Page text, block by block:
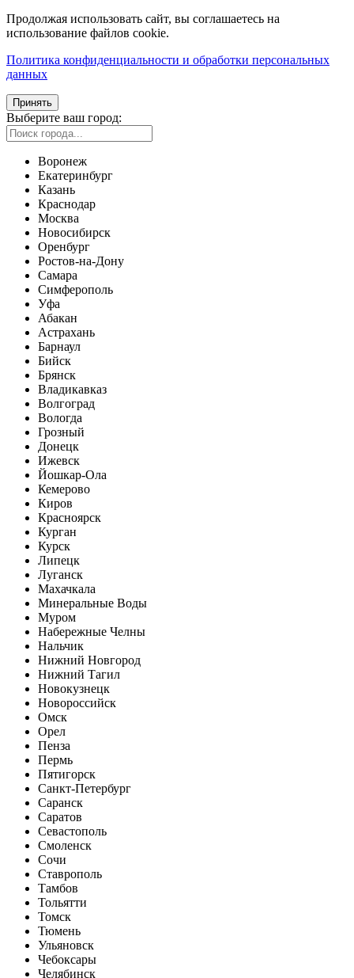
Продолжая использовать сайт, вы соглашаетесь на
использование файлов cookie.
Политика конфиденциальности и обработки персональных
данных
Принять
Выберите ваш город:
Воронеж
Екатеринбург
Казань
Краснодар
Москва
Новосибирск
Оренбург
Ростов-на-Дону
Самара
Симферополь
Уфа
Абакан
Астрахань
Барнаул
Бийск
Брянск
Владикавказ
Волгоград
Вологда
Грозный
Донецк
Ижевск
Йошкар-Ола
Кемерово
Киров
Красноярск
Курган
Курск
Липецк
Луганск
Махачкала
Минеральные Воды
Муром
Набережные Челны
Нальчик
Нижний Новгород
Нижний Тагил
Новокузнецк
Новороссийск
Омск
Орел
Пенза
Пермь
Пятигорск
Санкт-Петербург
Саранск
Саратов
Севастополь
Смоленск
Сочи
Ставрополь
Тамбов
Тольятти
Томск
Тюмень
Ульяновск
Чебоксары
Челябинск